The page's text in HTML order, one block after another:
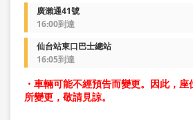
廣瀨通41號
16:00到達
仙台站東口巴士總站
16:05到達
・車輛可能不經預告而變更。因此，
所變更，敬請見諒。